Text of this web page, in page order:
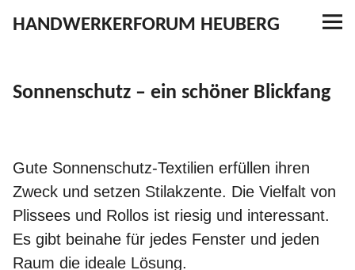
HANDWERKERFORUM HEUBERG
Kontakt
Sonnenschutz – ein schöner Blickfang
Gute Sonnen­schutz-Textilien erfüllen ihren
Zweck und setzen Stilak­zente. Die Vielfalt von
Plissees und Rollos ist riesig und inter­essant.
Es gibt beinahe für jedes Fenster und jeden
Raum die ideale Lösung.